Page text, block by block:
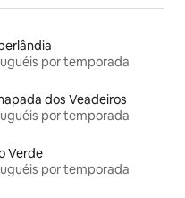
por temporada
dos Veadeiros
por temporada
Verde
por temporada